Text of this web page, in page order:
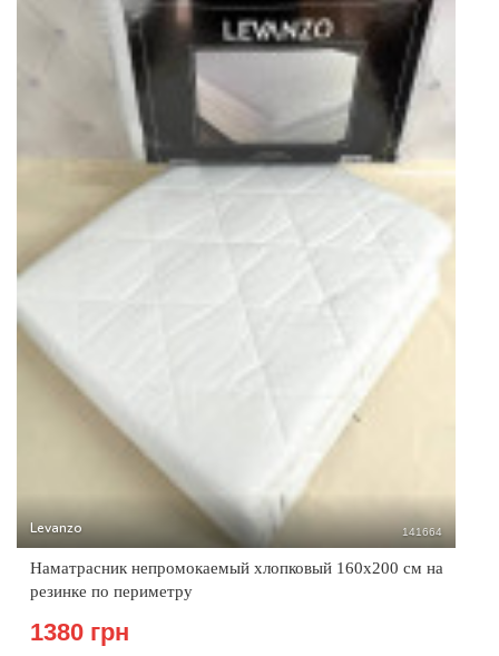
Levanzo 141664
Наматрасник непромокаемый хлопковый 160x200 см на
резинке по периметру
1380 грн